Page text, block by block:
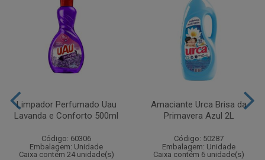
Limpador Perfumado Uau
Lavanda e Conforto 500ml
Código: 60306
Embalagem: Unidade
Caixa contém 24 unidade(s)
Amaciante Urca Brisa da
Primavera Azul 2L
Código: 50287
Embalagem: Unidade
Caixa contém 6 unidade(s)